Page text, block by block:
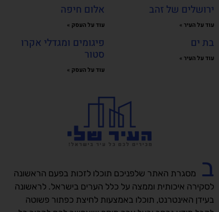
ירושלים של זהב
עוד על העיר »
בת ים
עוד על העיר »
אלום חיפה
עוד על העסק »
פיגומים ומגדלי אקרו
סטור
עוד על העסק »
ב
מסגרת האתר שלפניכם תוכלו לזכות בפעם הראשונה
לסקירה איכותית וממצה על כלל הערים בישראל. לראשונה
בעידן האינטרנט, תוכלו באמצעות לחיצת כפתור פשוטה